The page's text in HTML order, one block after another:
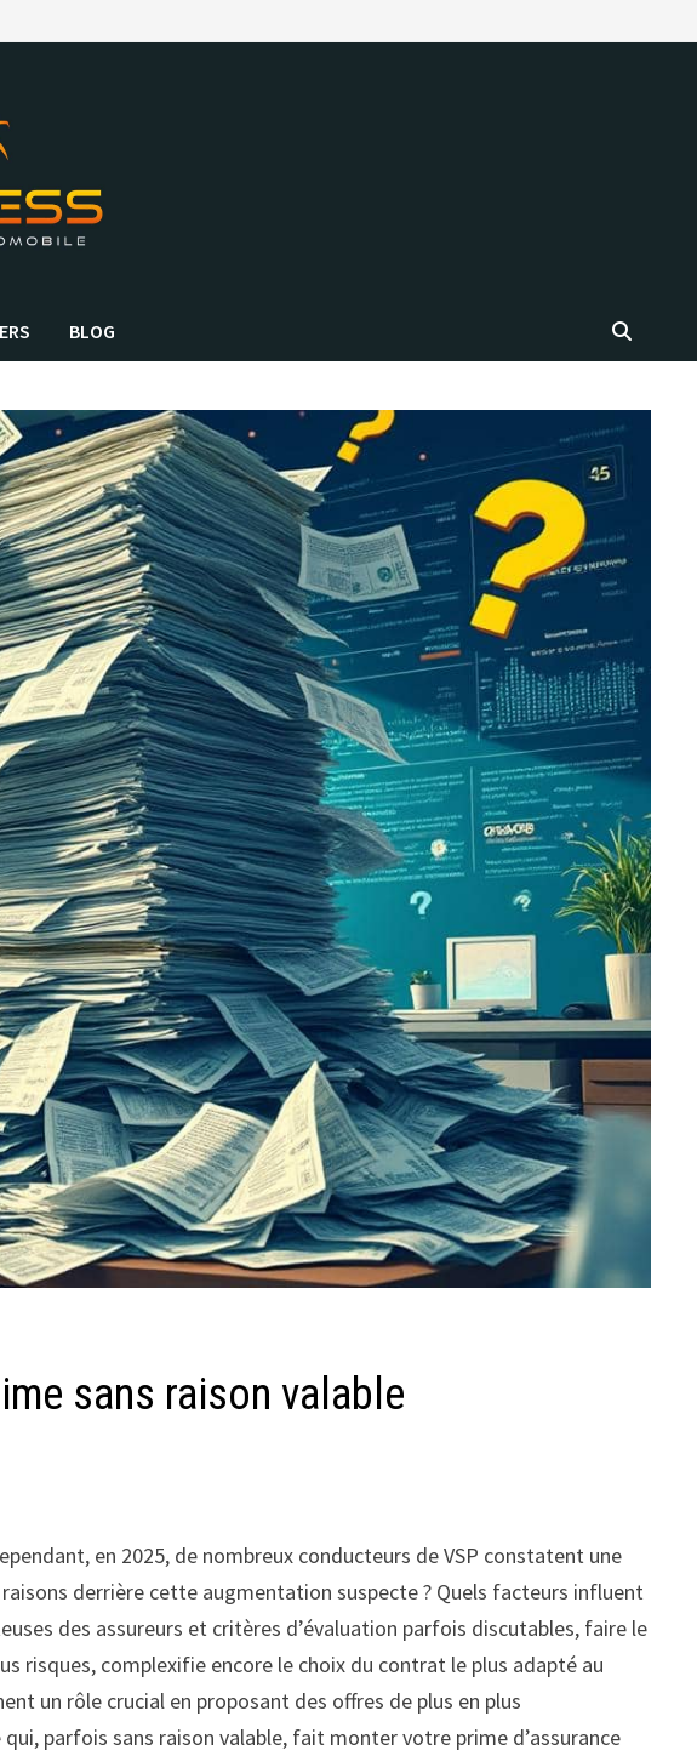
BLOG
sans raison valable
en 2025, de nombreux conducteurs de VSP constatent une
derrière cette augmentation suspecte ? Quels facteurs influent
des assureurs et critères d’évaluation parfois discutables, faire le
risques, complexifie encore le choix du contrat le plus adapté au
un rôle crucial en proposant des offres de plus en plus
parfois sans raison valable, fait monter votre prime d’assurance